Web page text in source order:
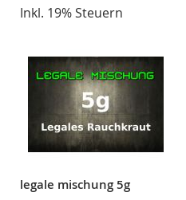
Inkl. 19% Steuern
legale mischung 5g